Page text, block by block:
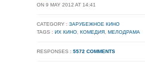
ON 9 MAY 2012 AT 14:41
CATEGORY : ЗАРУБЕЖНОЕ КИНО
TAGS : ИХ КИНО КОМЕДИЯ МЕЛОДРАМА
RESPONSES : 5572 COMMENTS